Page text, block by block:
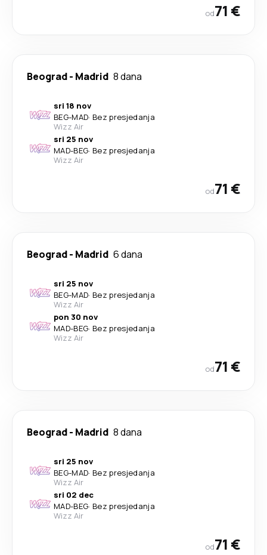
od71 €
Beograd- Madrid 8 dana
sri 18 nov
BEG-MAD· Bez presjedanja
Wizz Air
sri 25 nov
MAD-BEG· Bez presjedanja
Wizz Air
od71 €
Beograd- Madrid 6 dana
sri 25 nov
BEG-MAD· Bez presjedanja
Wizz Air
pon 30 nov
MAD-BEG· Bez presjedanja
Wizz Air
od71 €
Beograd- Madrid 8 dana
sri 25 nov
BEG-MAD· Bez presjedanja
Wizz Air
sri 02 dec
MAD-BEG· Bez presjedanja
Wizz Air
od71 €